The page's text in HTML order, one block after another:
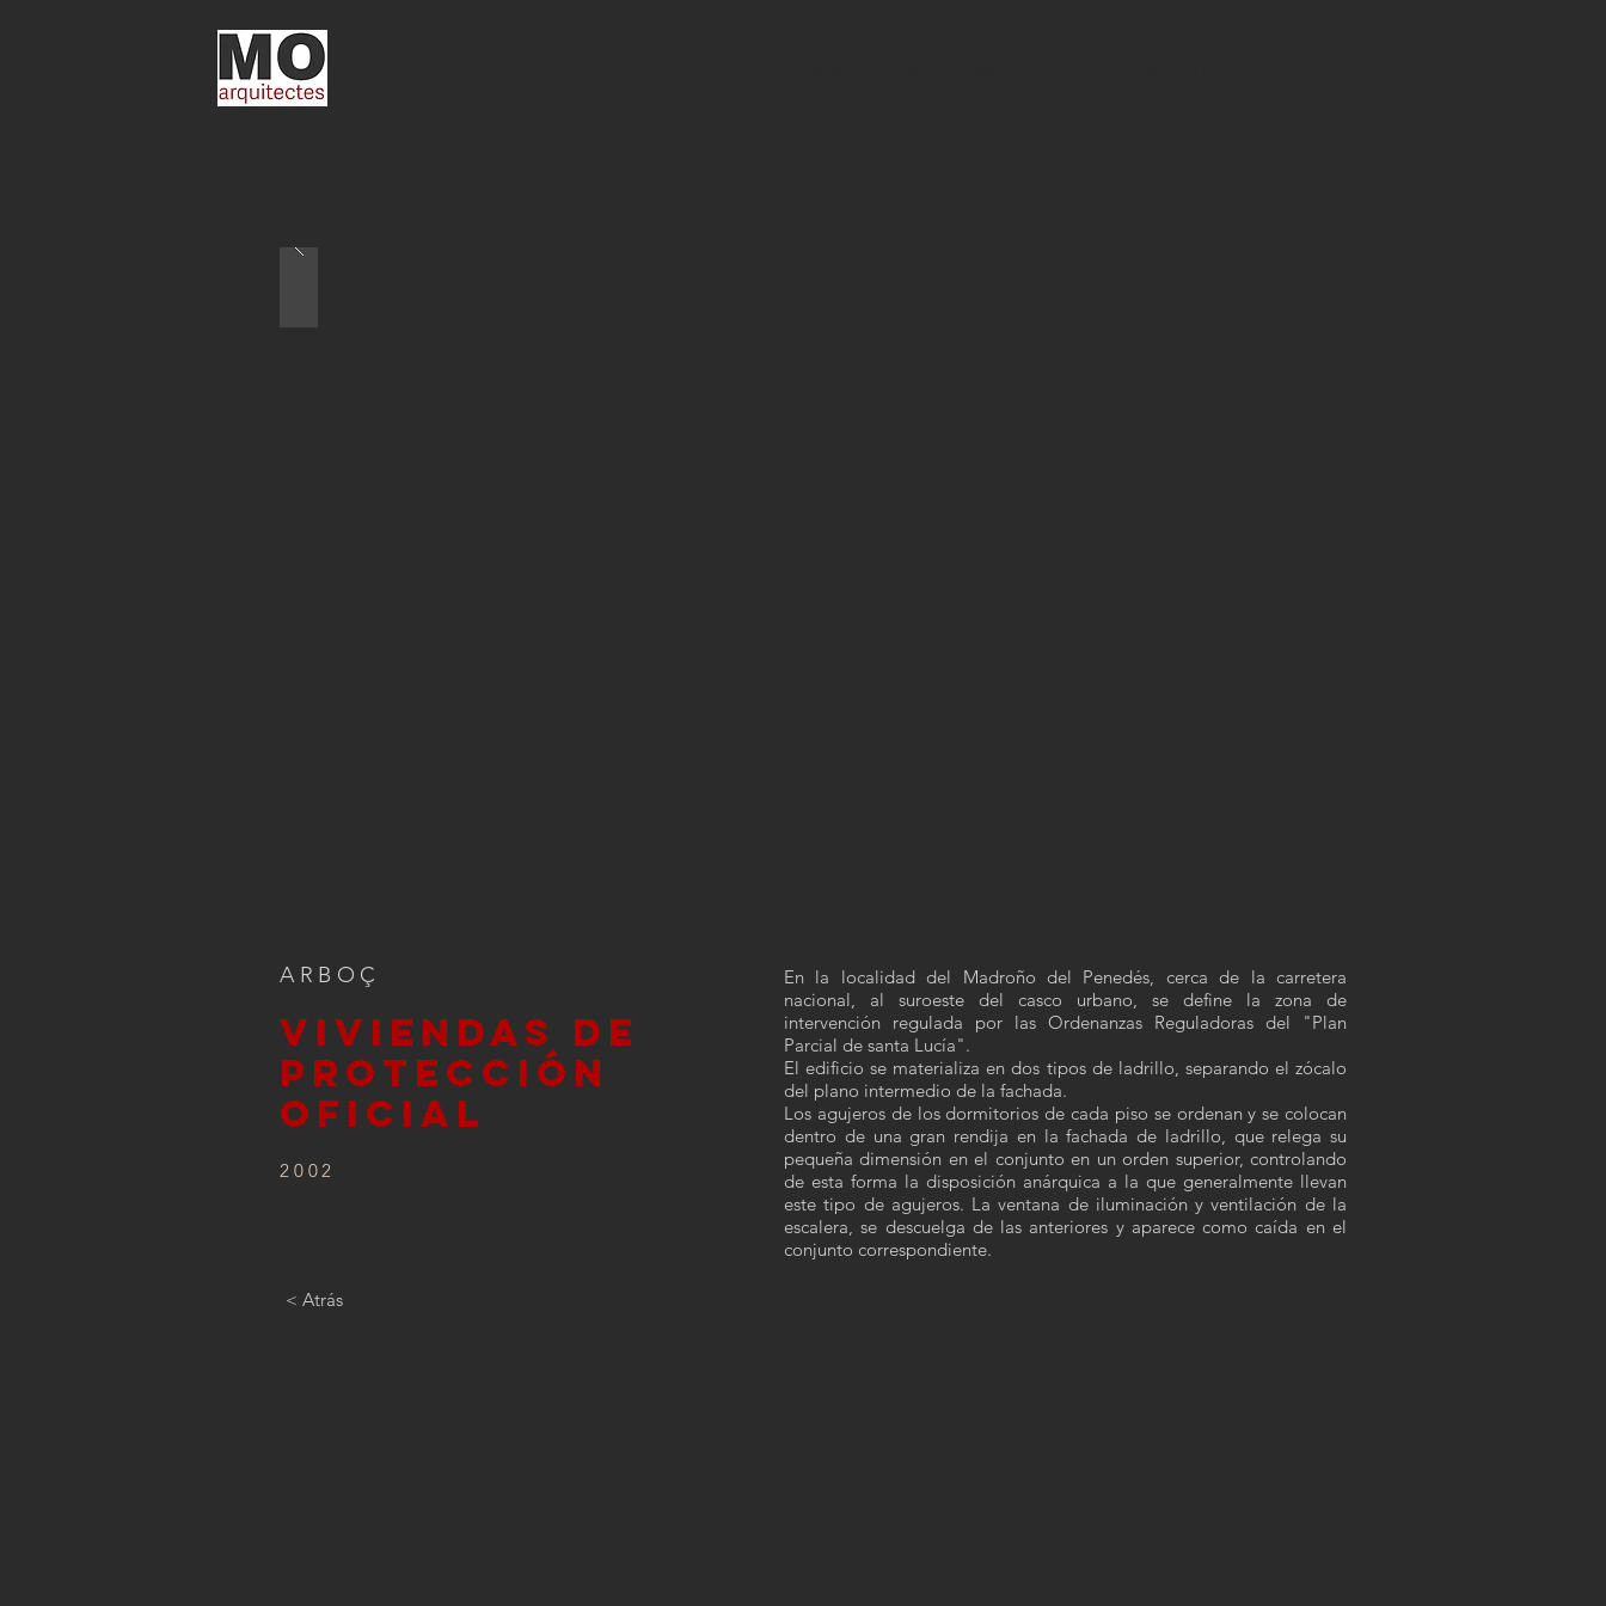
ARBOÇ
VIVIENDAS DE
PROTECCIÓN
OFICIAL
2002
En la localidad del Madroño del Penedés, cerca de la carretera
nacional, al suroeste del casco urbano, se define la zona de
intervención regulada por las Ordenanzas Reguladoras del "Plan
Parcial de santa Lucía".
El edificio se materializa en dos tipos de ladrillo, separando el zócalo
del plano intermedio de la fachada.
Los agujeros de los dormitorios de cada piso se ordenan y se colocan
dentro de una gran rendija en la fachada de ladrillo, que relega su
pequeña dimensión en el conjunto en un orden superior, controlando
de esta forma la disposición anárquica a la que generalmente llevan
este tipo de agujeros. La ventana de iluminación y ventilación de la
escalera, se descuelga de las anteriores y aparece como caída en el
conjunto correspondiente.
< Atrás